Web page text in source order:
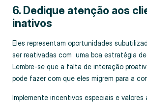
6. Dedique atenção aos
inativos
Eles representam oportunidades
ser reativadas com uma boa estratégia
Lembre-se que a falta de interação
pode fazer com que eles migrem para a
Implemente incentivos especiais e valores